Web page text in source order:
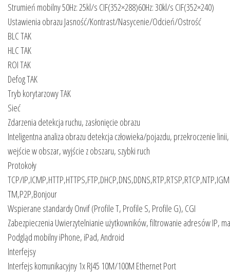
Strumień mobilny 50Hz: 25kl/s CIF(352×288)60Hz: 30kl/s CIF(352×240)
Ustawienia obrazu Jasność/Kontrast/Nasycenie/Odcień/Ostrość
BLC TAK
HLC TAK
ROI TAK
Defog TAK
Tryb korytarzowy TAK
Sieć
Zdarzenia detekcja ruchu, zasłonięcie obrazu
Inteligentna analiza obrazu detekcja człowieka/pojazdu, przekroczenie
wejście w obszar, wyjście z obszaru, szybki ruch
Protokoły
TCP/
TM,P2P,Bonjour
Wspierane standardy Onvif (Profile T, Profile S, Profile G), CGI
Zabezpieczenia Uwierzytelnianie użytkowników, filtrowanie adresów IP,
Podgląd mobilny iPhone, iPad, Android
Interfejsy
Interfejs komunikacyjny 1x RJ45 10M/100M Ethernet Port